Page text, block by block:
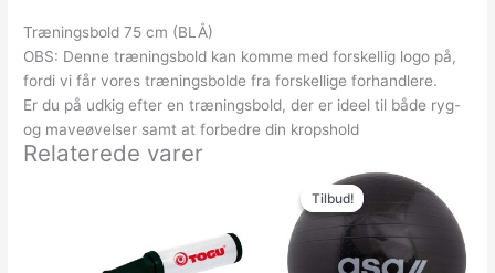
Træningsbold 75 cm (BLÅ)
OBS: Denne træningsbold kan komme med forskellig logo på,
fordi vi får vores træningsbolde fra forskellige forhandlere.
Er du på udkig efter en træningsbold, der er ideel til både ryg-
og maveøvelser samt at forbedre din kropshold
Relaterede varer
Tilbud!
Tilbud!
Den
oprindelige
pris
var:
179.00kr..
aktuelle
pris
139.00kr..